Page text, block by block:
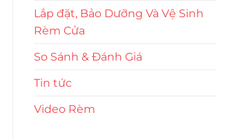
Lắp đặt, Bảo Dưỡng Và Vệ Sinh
Rèm Cửa
So Sánh & Đánh Giá
Tin tức
Video Rèm